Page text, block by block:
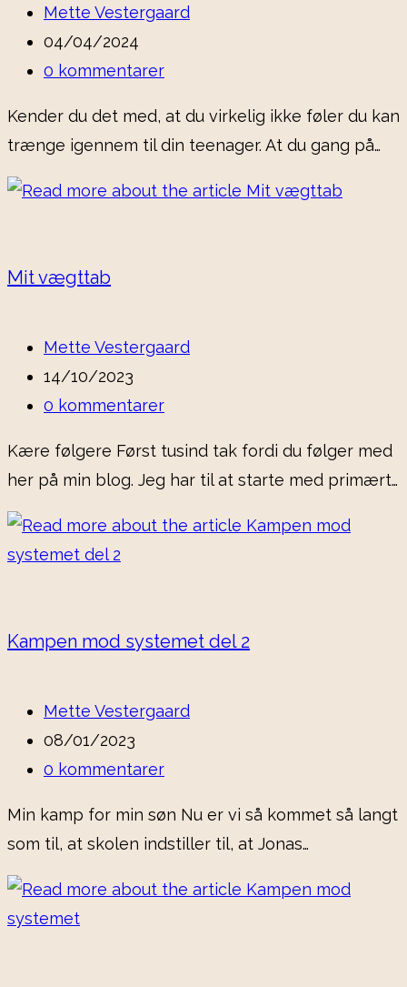
Post
author:
Mette Vestergaard
Post
published:
04/04/2024
Post
0 kommentarer
Kender du det med, at du virkelig ikke føler du kan
trænge igennem til din teenager. At du gang på…
Mit vægttab
Post
author:
Mette Vestergaard
Post
published:
14/10/2023
Post
0 kommentarer
Kære følgere Først tusind tak fordi du følger med
her på min blog. Jeg har til at starte med primært…
Kampen mod systemet del 2
Post
author:
Mette Vestergaard
Post
published:
08/01/2023
Post
0 kommentarer
Min kamp for min søn Nu er vi så kommet så langt
som til, at skolen indstiller til, at Jonas…